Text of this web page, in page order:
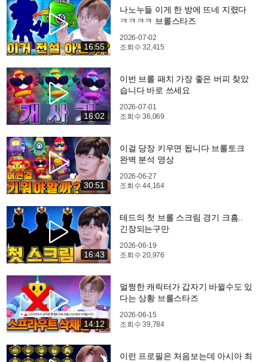
16:55
나노누들 이게 한 방에 뜨네 지렸다
ㅋㅋㅋㅋ 브롤스타즈
2026-07-02
조회수32,415
16:02
이번 브롤 패치 가장 좋은 버피 찾았
습니다 바로 쓰세요
2026-07-01
조회수36,069
30:51
이걸 당장 키우면 됩니다 브롤토크
완벽 분석 영상
2026-06-27
조회수44,164
16:43
테드의 첫 브롤 스크림 경기 크흠..
긴장되는구만
2026-06-19
조회수20,976
14:12
멀쩡한 캐릭터가 갑자기 바뀔수도 있
다는 상황 브롤스타즈
2026-06-15
조회수39,784
이런 프로필은 처음보는데 아시아 최